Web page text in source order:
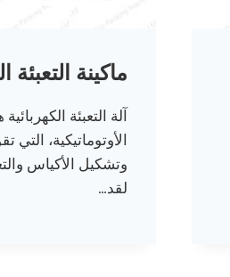
ماكينة التعبئة
آلة التعبئة
الأوتوماتيكية، التي
وتشكيل الأكياس
لقد…